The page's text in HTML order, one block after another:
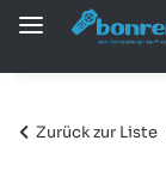
Zurück zur Liste